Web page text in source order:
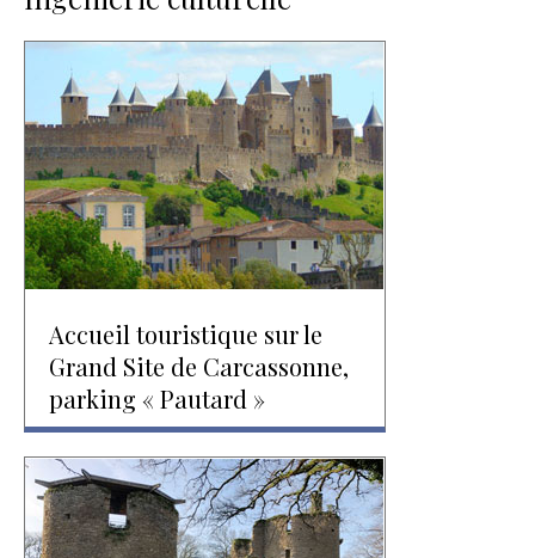
Accueil touristique sur le
Grand Site de Carcassonne,
parking « Pautard »